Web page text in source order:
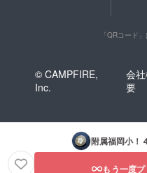
「QRコード
© CAMPFIRE,
Inc.
会
要
附属福岡小！
もう一度